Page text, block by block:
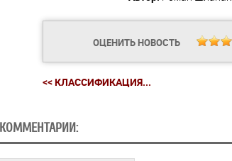
ОЦЕНИТЬ НОВОСТЬ
<< КЛАССИФИКАЦИЯ...
КОММЕНТАРИИ: